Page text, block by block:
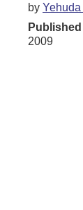
by
2009